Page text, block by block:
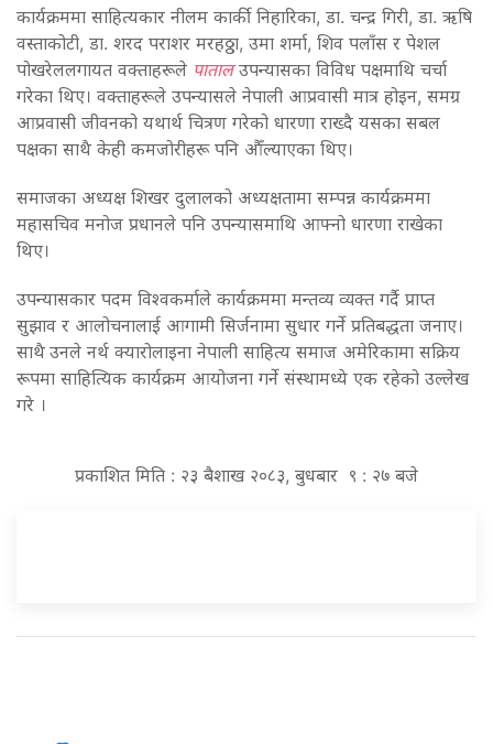
कार्यक्रममा साहित्यकार नीलम कार्की निहारिका, डा. चन्द्र गिरी, डा. ऋषि
वस्ताकोटी, डा. शरद पराशर मरहठ्ठा, उमा शर्मा, शिव पलाँस र पेशल
पोखरेललगायत वक्ताहरूले पातालउपन्यासका विविध पक्षमाथि चर्चा
गरेका थिए। वक्ताहरूले उपन्यासले नेपाली आप्रवासी मात्र होइन, समग्र
आप्रवासी जीवनको यथार्थ चित्रण गरेको धारणा राख्दै यसका सबल
पक्षका साथै केही कमजोरीहरू पनि औँल्याएका थिए।
समाजका अध्यक्ष शिखर दुलालको अध्यक्षतामा सम्पन्न कार्यक्रममा
महासचिव मनोज प्रधानले पनि उपन्यासमाथि आफ्नो धारणा राखेका
थिए।
उपन्यासकार पदम विश्वकर्माले कार्यक्रममा मन्तव्य व्यक्त गर्दै प्राप्त
सुझाव र आलोचनालाई आगामी सिर्जनामा सुधार गर्ने प्रतिबद्धता जनाए।
साथै उनले नर्थ क्यारोलाइना नेपाली साहित्य समाज अमेरिकामा सक्रिय
रूपमा साहित्यिक कार्यक्रम आयोजना गर्ने संस्थामध्ये एक रहेको उल्लेख
गरे ।
प्रकाशित मिति : २३ बैशाख २०८३, बुधबार ९ : २७ बजे